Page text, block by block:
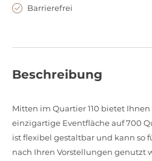
Barrierefrei
Beschreibung
Mitten im Quartier 110 bietet
einzigartige Eventfläche auf 700
ist flexibel gestaltbar und kann so
nach Ihren Vorstellungen genutzt